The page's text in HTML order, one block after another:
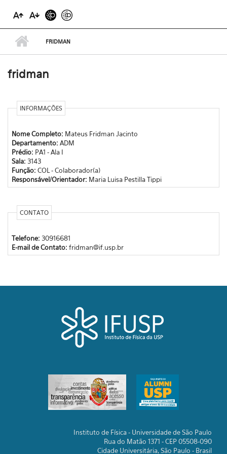
FRIDMAN
fridman
INFORMAÇÕES
Nome Completo: Mateus Fridman Jacinto
Departamento: ADM
Prédio: PA1 - Ala I
Sala: 3143
Função: COL - Colaborador(a)
Responsável/Orientador: Maria Luisa Pestilla Tippi
CONTATO
Telefone: 30916681
E-mail de Contato: fridman@if.usp.br
Instituto de Física - Universidade de São Paulo
Rua do Matão 1371 - CEP 05508-090
Cidade Universitária, São Paulo - Brasil